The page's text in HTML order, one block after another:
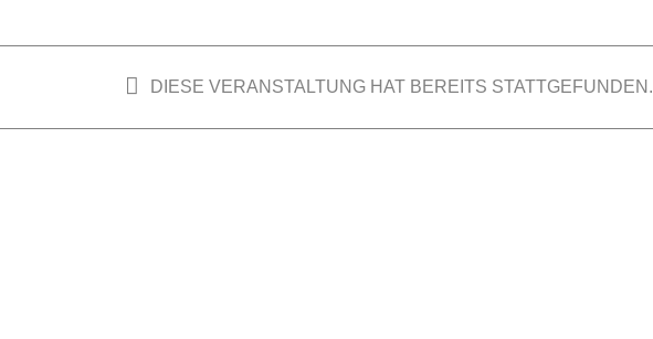
DIESE VERANSTALTUNG HAT BEREITS STATTGEFUNDEN.